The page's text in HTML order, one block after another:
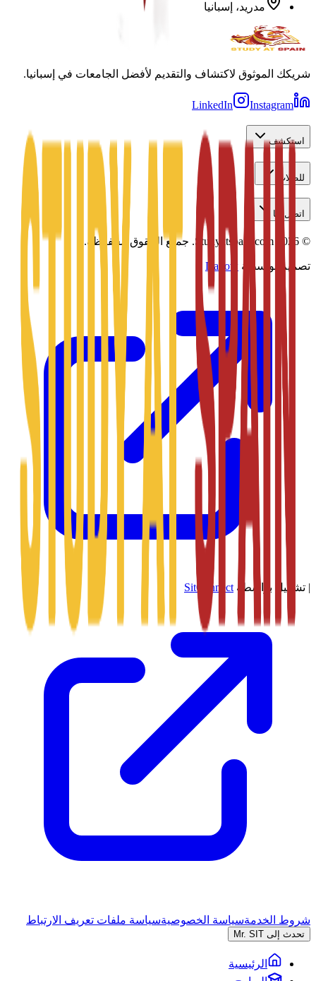
مدريد، إسبانيا
شريكك الموثوق لاكتشاف والتقديم لأفضل الجامعات في إسبانيا.
LinkedIn Instagram
استكشف
للطلاب
اتصل بنا
©
2026 جميع الحقوق محفوظة.
تصميم بواسطة Daxow
| تشغيل بواسطة SitConnect
شروط الخدمةسياسة الخصوصيةسياسة ملفات تعريف الارتباط
تحدث إلى Mr. SIT
الرئيسية